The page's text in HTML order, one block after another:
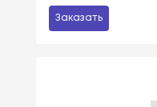
Заказать